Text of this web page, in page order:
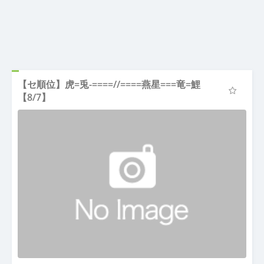
【セ順位】虎=兎-====//====燕星===竜=鯉
【8/7】